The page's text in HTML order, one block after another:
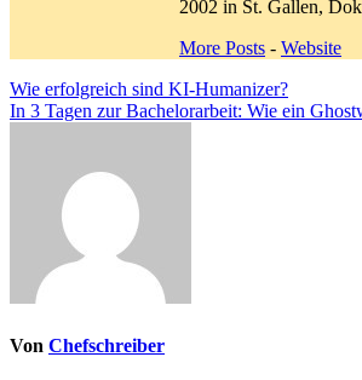
2002 in St. Gallen,
More Posts - Website
Beitragsnavigation
Wie erfolgreich sind KI-Humanizer?
In 3 Tagen zur Bachelorarbeit: Wie ein
Von Chefschreiber